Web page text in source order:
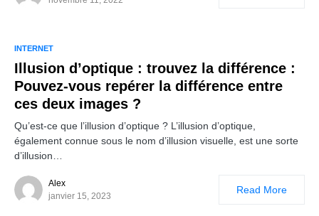
INTERNET
Illusion d’optique : trouvez la différence :
Pouvez-vous repérer la différence entre
ces deux images ?
Qu’est-ce que l’illusion d’optique ? L’illusion d’optique,
également connue sous le nom d’illusion visuelle, est une sorte
d’illusion…
Alex
janvier 15, 2023
Read More